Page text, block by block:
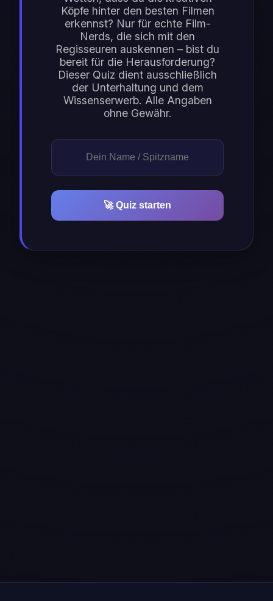
Köpfe hinter den besten Filmen
erkennst? Nur für echte Film-
Nerds, die sich mit den
Regisseuren auskennen – bist du
bereit für die Herausforderung?
Dieser Quiz dient ausschließlich
der Unterhaltung und dem
Wissenserwerb. Alle Angaben
ohne Gewähr.
🚀 Quiz starten